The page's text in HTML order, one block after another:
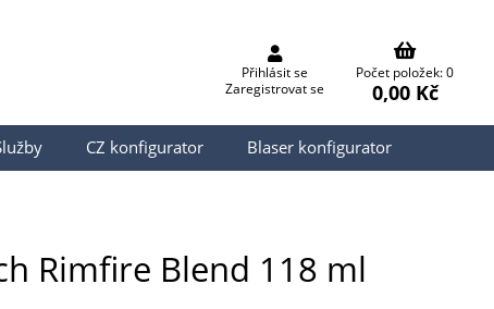
Přihlásit se
Zaregistrovat se
Počet položek: 0
0,00 Kč
CZ konfigurator Blaser konfigurator
Rimfire Blend 118 ml